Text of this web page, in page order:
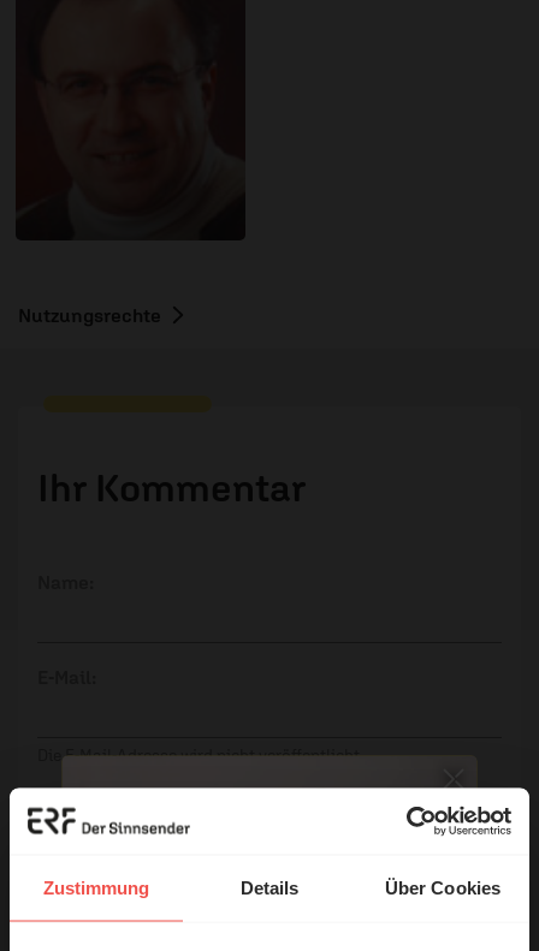
Zustimmung Details Über Cookies
Nutzungsrechte
Ihr Kommentar
Die E-Mail-Adresse wird nicht veröffentlicht.
Meinen Kommentar nicht öffentlich teilen.